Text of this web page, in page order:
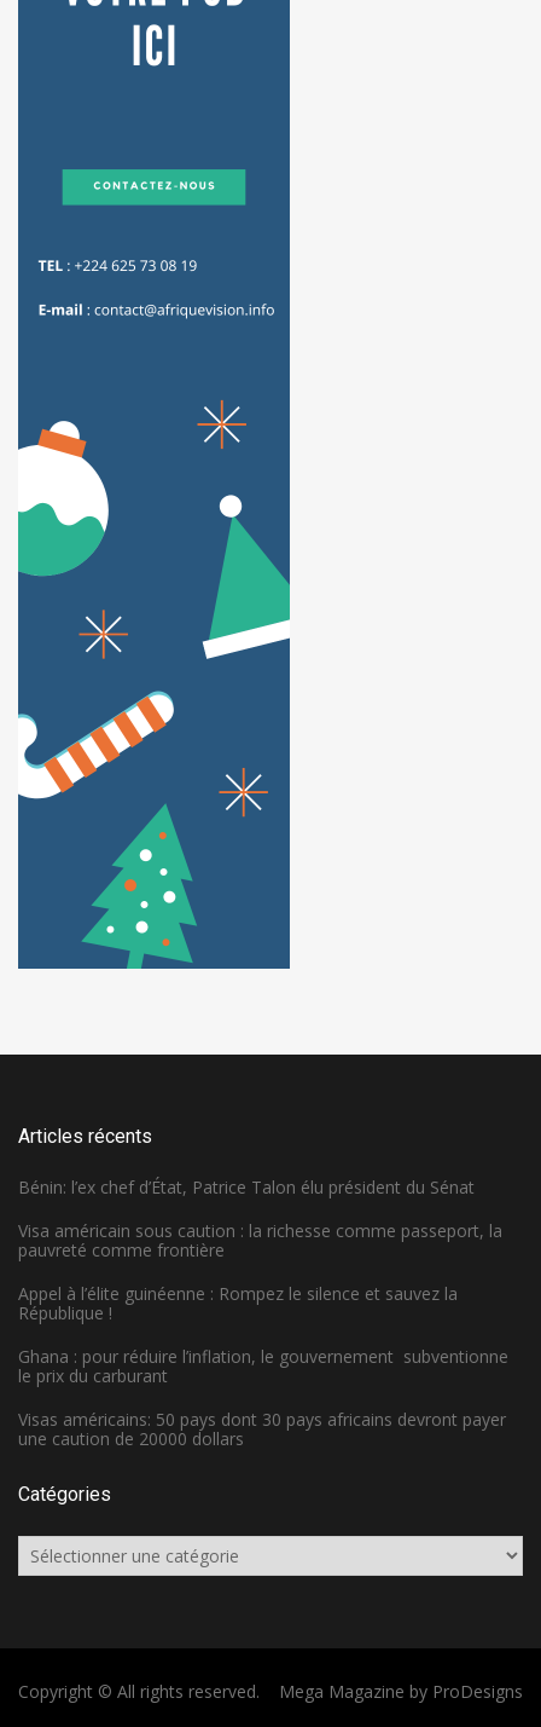
Articles récents
Bénin: l’ex chef d’État, Patrice Talon élu président du Sénat
Visa américain sous caution : la richesse comme passeport, la
pauvreté comme frontière
Appel à l’élite guinéenne : Rompez le silence et sauvez la
République !
Ghana : pour réduire l’inflation, le gouvernement subventionne
le prix du carburant
Visas américains: 50 pays dont 30 pays africains devront payer
une caution de 20000 dollars
Catégories
Catégories
Copyright © All rights reserved. Mega Magazine by ProDesigns